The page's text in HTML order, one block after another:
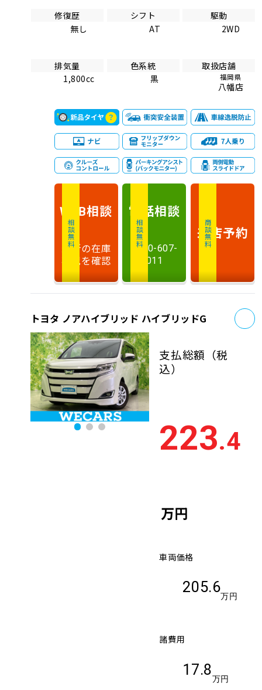
修復歴
無し
シフト
AT
駆動
2WD
排気量
1,800cc
色系統
黒
取扱店舗
福岡県
八幡店
相談無料
WEB相談
最新の在庫
状況を確認
相談無料
電話相談
0120-607-
011
商談無料
来店予約
トヨタ ノアハイブリッド ハイブリッドG
支払総額 （税
込）
223.4
万円
車両価格
205.6
万円
諸費用
17.8
万円